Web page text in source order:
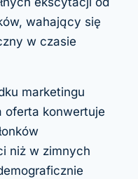
wahający się
w czasie
marketingu
oferta konwertuje
niż w zimnych